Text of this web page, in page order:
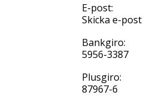
E-post:
Skicka e-post
Bankgiro:
5956-3387
Plusgiro:
87967-6